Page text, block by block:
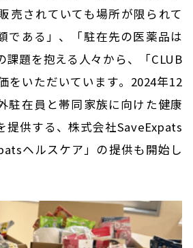
売されていても場所が限られて
である」、「駐在先の医薬品は
課題を抱える人々から、「CLUB
をいただいています。2024年12
駐在員と帯同家族に向けた健康
提供する、株式会社SaveExpats
ヘルスケア」の提供も開始し